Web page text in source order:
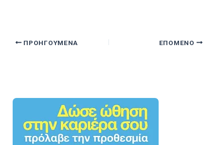
ΠΡΟΗΓΟΎΜΕΝΑ ΕΠΌΜΕΝΟ